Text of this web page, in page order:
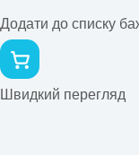
Додати до списку
Швидкий перегляд